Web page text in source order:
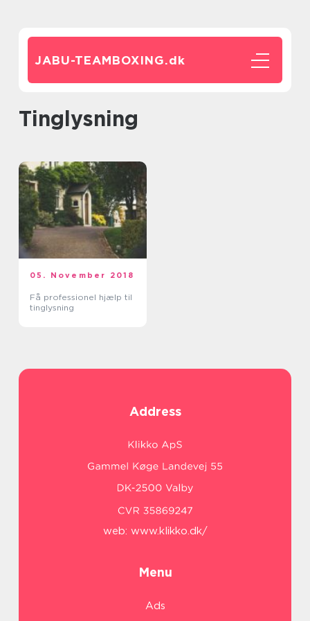
JABU-TEAMBOXING.dk
Tinglysning
05. November 2018
Få professionel hjælp til
tinglysning
Address
web: www.klikko.dk/
Menu
Ads